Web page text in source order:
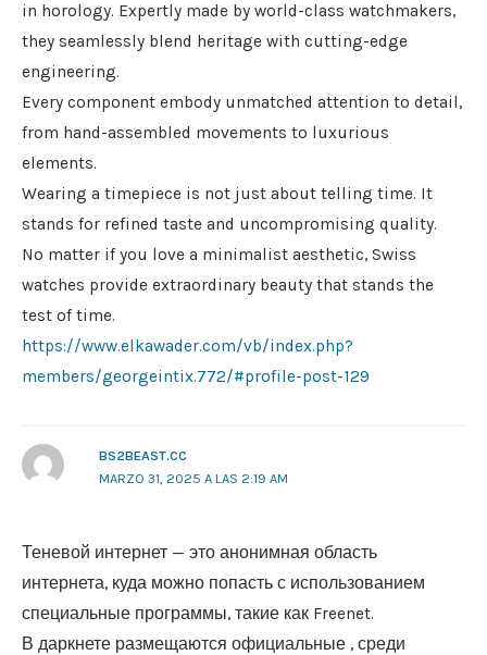
in horology. Expertly made by world-class watchmakers,
they seamlessly blend heritage with cutting-edge
engineering.
Every component embody unmatched attention to detail,
from hand-assembled movements to luxurious
elements.
Wearing a timepiece is not just about telling time. It
stands for refined taste and uncompromising quality.
No matter if you love a minimalist aesthetic, Swiss
watches provide extraordinary beauty that stands the
test of time.
https://www.elkawader.com/vb/index.php?
members/georgeintix.772/#profile-post-129
BS2BEAST.CC
MARZO 31, 2025 A LAS 2:19 AM
Теневой интернет — это анонимная область
интернета, куда можно попасть с использованием
специальные программы, такие как Freenet.
В даркнете размещаются официальные , среди